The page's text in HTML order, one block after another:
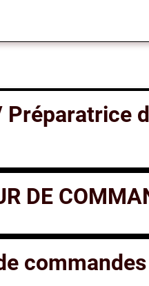
Préparatrice
DE